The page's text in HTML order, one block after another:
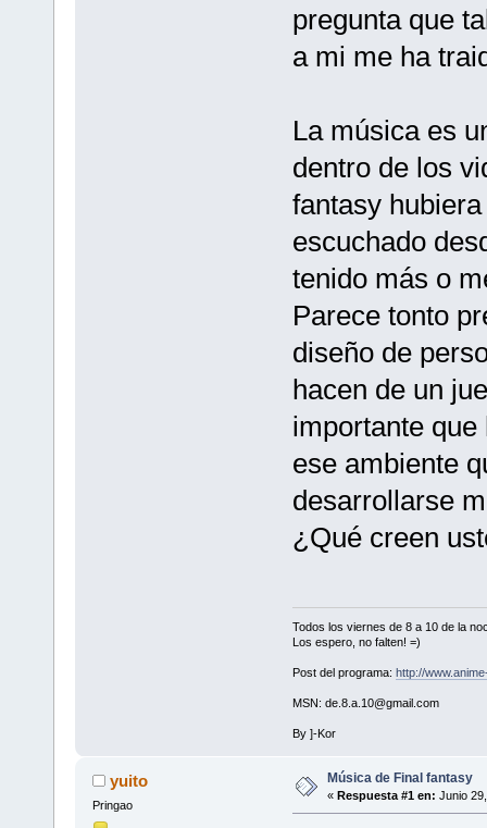
pregunta que
a mi me ha
La música es
dentro de los
fantasy
escuchado
tenido más o
Parece tonto
diseño de
hacen de un
importante
ese ambiente
desarrollarse
¿Qué creen
Todos los viernes de 8 a 10 de la
Los espero, no falten! =)
Post del programa: http://
MSN: de.8.a.10@gmail.com
By ]-Kor
yuito
Pringao
Música de Final fantasy
« Respuesta #1 en: Junio